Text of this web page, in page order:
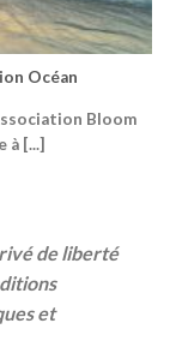
Océan
Bloom
à [...]
de liberté
et